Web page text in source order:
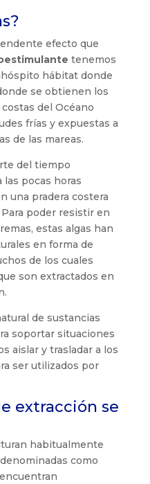
efecto que
tenemos
hábitat donde
se obtienen los
del Océano
frías y expuestas a
de las mareas.
del tiempo
las pocas horas
una pradera costera
poder resistir en
estas algas han
en forma de
de los cuales
son extractados en
de sustancias
soportar situaciones
aislar y trasladar a los
ser utilizados por
extracción se
habitualmente
como